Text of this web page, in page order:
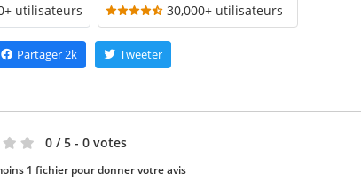
utilisateurs 30,000+ utilisateurs
Partager2k Tweeter
0 / 5 - 0 votes
1 fichier pour donner votre avis